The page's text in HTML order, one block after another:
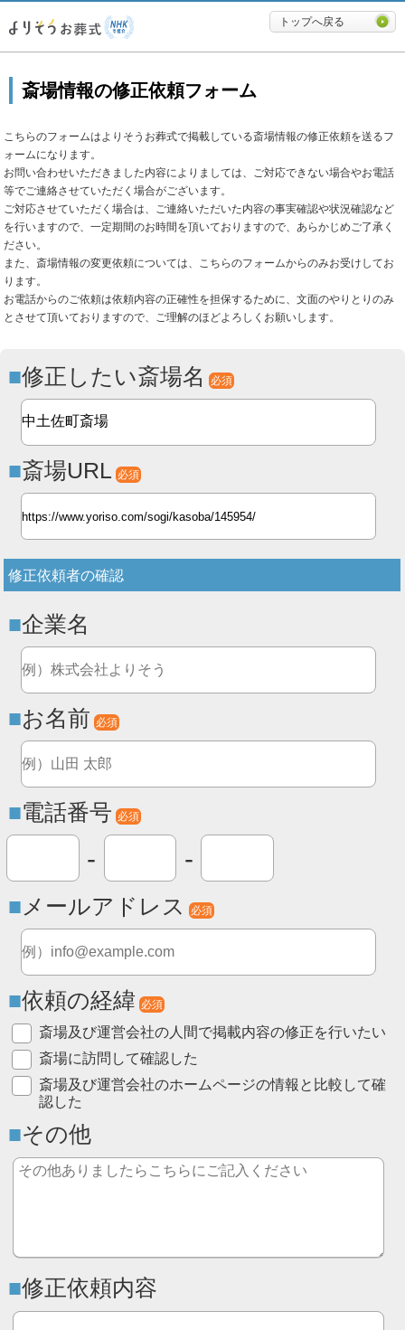
必要最低限に絞ったよりそうお
トップへ戻る
斎場情報の修正依頼フォーム
こちらのフォームはよりそうお葬式で掲載している斎場情報の修正依頼を送るフ
ォームになります。
お問い合わせいただきました内容によりましては、ご対応できない場合やお電話
等でご連絡させていただく場合がございます。
ご対応させていただく場合は、ご連絡いただいた内容の事実確認や状況確認など
を行いますので、一定期間のお時間を頂いておりますので、あらかじめご了承く
ださい。
また、斎場情報の変更依頼については、こちらのフォームからのみお受けしてお
ります。
お電話からのご依頼は依頼内容の正確性を担保するために、文面のやりとりのみ
とさせて頂いておりますので、ご理解のほどよろしくお願いします。
修正したい斎場名 必須
斎場URL 必須
修正依頼者の確認
企業名
お名前 必須
電話番号 必須
- -
メールアドレス 必須
依頼の経緯 必須
斎場及び運営会社の人間で掲載内容の修正を行いたい
斎場に訪問して確認した
斎場及び運営会社のホームページの情報と比較して確
認した
その他
修正依頼内容